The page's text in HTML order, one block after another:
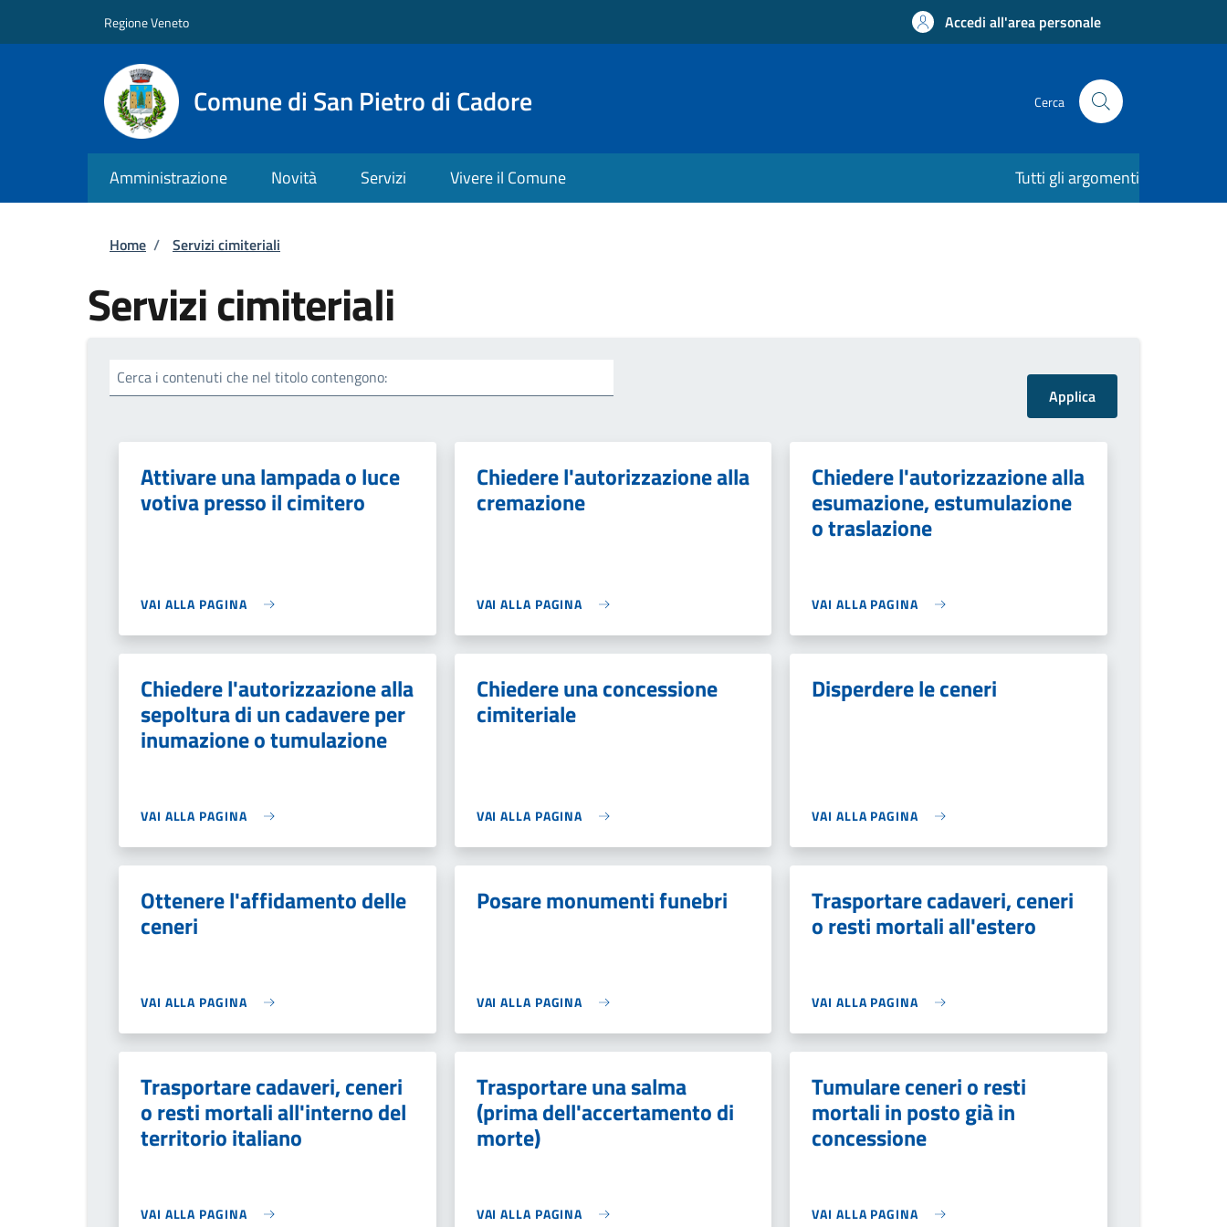
Regione Veneto Accedi all'area personale
Comune di San Pietro di Cadore Cerca
Amministrazione Novità Servizi Vivere il Comune Tutti gli argomenti
Briciole di pane
Home / Servizi cimiteriali
Servizi cimiteriali
Cerca i contenuti che nel titolo contengono:
Attivare una lampada o luce
votiva presso il cimitero
VAI ALLA PAGINA
Chiedere l'autorizzazione alla
cremazione
VAI ALLA PAGINA
Chiedere l'autorizzazione alla
esumazione, estumulazione
o traslazione
VAI ALLA PAGINA
Chiedere l'autorizzazione alla
sepoltura di un cadavere per
inumazione o tumulazione
VAI ALLA PAGINA
Chiedere una concessione
cimiteriale
VAI ALLA PAGINA
Disperdere le ceneri
VAI ALLA PAGINA
Ottenere l'affidamento delle
ceneri
VAI ALLA PAGINA
Posare monumenti funebri
VAI ALLA PAGINA
Trasportare cadaveri, ceneri
o resti mortali all'estero
VAI ALLA PAGINA
Trasportare cadaveri, ceneri
o resti mortali all'interno del
territorio italiano
VAI ALLA PAGINA
Trasportare una salma
(prima dell'accertamento di
morte)
VAI ALLA PAGINA
Tumulare ceneri o resti
mortali in posto già in
concessione
VAI ALLA PAGINA